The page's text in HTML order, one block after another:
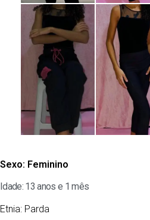
Sexo: Feminino
Idade: 13 anos e 1 mês
Etnia: Parda